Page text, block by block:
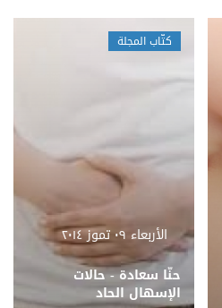
كتّاب المجلة
الأربعاء ٠٩ تموز ٢٠١٤
حنّا سعادة - حالات
الإسهال الحاد